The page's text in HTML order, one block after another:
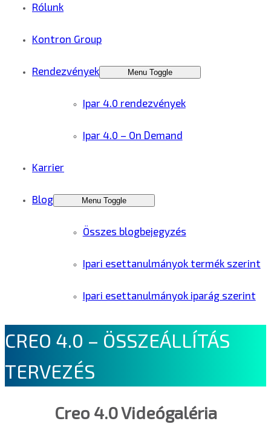
Rólunk
Kontron Group
Rendezvények Menu Toggle
Ipar 4.0 rendezvények
Ipar 4.0 – On Demand
Karrier
Blog Menu Toggle
Összes blogbejegyzés
Ipari esettanulmányok termék szerint
Ipari esettanulmányok iparág szerint
CREO 4.0 – ÖSSZEÁLLÍTÁS
TERVEZÉS
Creo 4.0 Videógaléria